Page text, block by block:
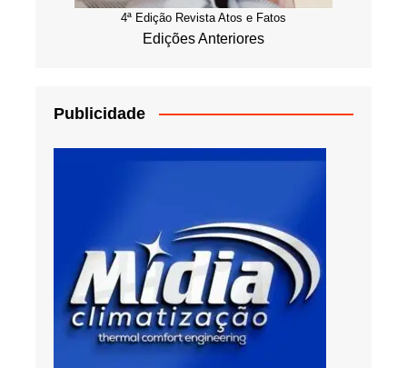
4ª Edição Revista Atos e Fatos
Edições Anteriores
Publicidade